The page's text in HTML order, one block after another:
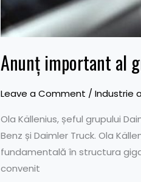
Anunț important al
Leave a Comment / Industrie
Ola Källenius, șeful grupului
Benz și Daimler Truck. Ola
fundamentală în structura
convenit